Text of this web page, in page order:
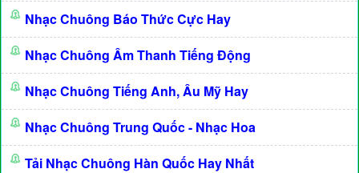
Nhạc Chuông Báo Thức Cực Hay
Nhạc Chuông Âm Thanh Tiếng Động
Nhạc Chuông Tiếng Anh, Âu Mỹ Hay
Nhạc Chuông Trung Quốc - Nhạc Hoa
Tải Nhạc Chuông Hàn Quốc Hay Nhất